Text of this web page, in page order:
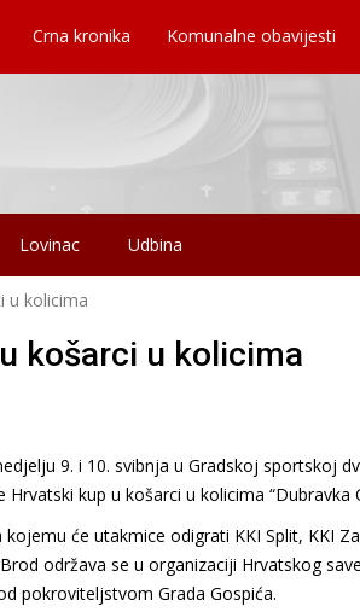
Crna kronika Komunalne obavijesti
Lovinac Udbina
u kolicima
košarci u kolicima
9. i 10. svibnja u Gradskoj sportskoj
Hrvatski kup u košarci u kolicima “Dubravka
kojemu će utakmice odigrati KKI Split, KKI
održava se u organizaciji Hrvatskog
pokroviteljstvom Grada Gospića.